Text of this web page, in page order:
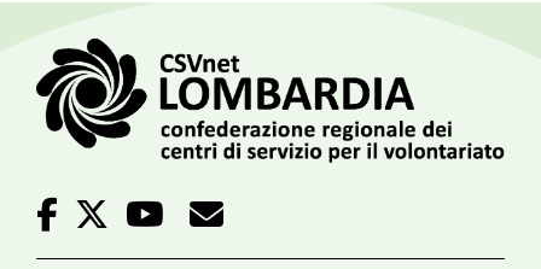
Volontariato
Piazza Castello 3 - Milano